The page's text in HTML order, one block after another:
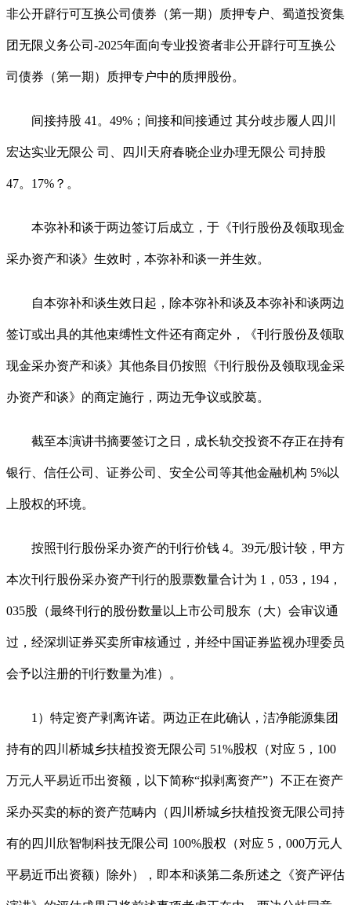
非公开辟行可互换公司债券（第一期）质押专户、蜀道投资集
团无限义务公司-2025年面向专业投资者非公开辟行可互换公
司债券（第一期）质押专户中的质押股份。
间接持股 41。49%；间接和间接通过 其分歧步履人四川
宏达实业无限公 司、四川天府春晓企业办理无限公 司持股
47。17%？。
本弥补和谈于两边签订后成立，于《刊行股份及领取现金
采办资产和谈》生效时，本弥补和谈一并生效。
自本弥补和谈生效日起，除本弥补和谈及本弥补和谈两边
签订或出具的其他束缚性文件还有商定外，《刊行股份及领取
现金采办资产和谈》其他条目仍按照《刊行股份及领取现金采
办资产和谈》的商定施行，两边无争议或胶葛。
截至本演讲书摘要签订之日，成长轨交投资不存正在持有
银行、信任公司、证券公司、安全公司等其他金融机构 5%以
上股权的环境。
按照刊行股份采办资产的刊行价钱 4。39元/股计较，甲方
本次刊行股份采办资产刊行的股票数量合计为 1，053，194，
035股（最终刊行的股份数量以上市公司股东（大）会审议通
过，经深圳证券买卖所审核通过，并经中国证券监视办理委员
会予以注册的刊行数量为准）。
1）特定资产剥离许诺。两边正在此确认，洁净能源集团
持有的四川桥城乡扶植投资无限公司 51%股权（对应 5，100
万元人平易近币出资额，以下简称“拟剥离资产”）不正在资产
采办买卖的标的资产范畴内（四川桥城乡扶植投资无限公司持
有的四川欣智制科技无限公司 100%股权（对应 5，000万元人
平易近币出资额）除外），即本和谈第二条所述之《资产评估